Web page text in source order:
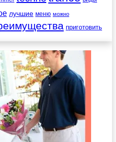
лучшие меню можно
приготовить